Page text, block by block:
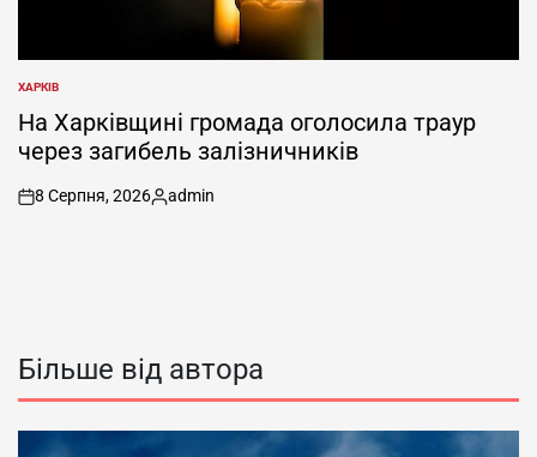
ОПУБЛІКУВАТИ
У
ХАРКІВ
На Харківщині громада оголосила траур
через загибель залізничників
on
8 Серпня, 2026
Опубліковано
admin
Більше від автора